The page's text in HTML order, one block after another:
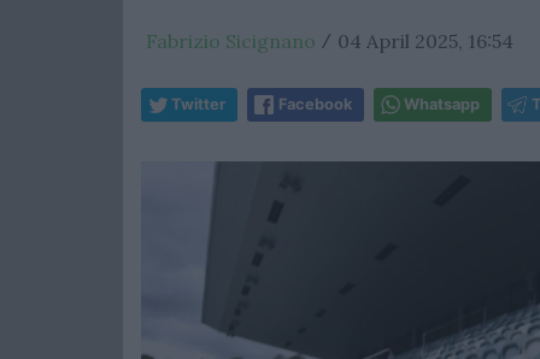
Fabrizio Sicignano / 04 April 2025, 16:54
Twitter Facebook Whatsapp